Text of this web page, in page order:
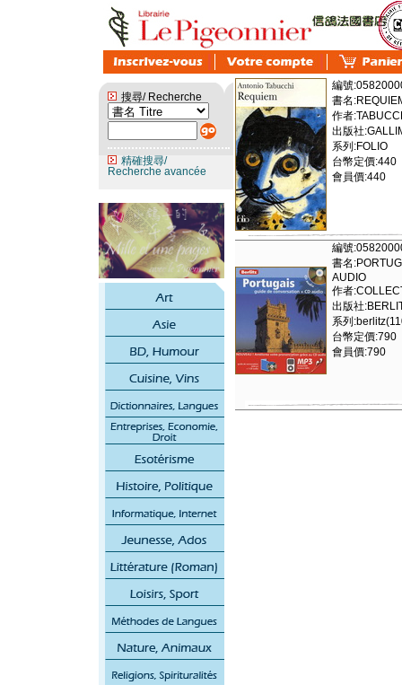
搜尋/ Recherche
精確搜尋/
Recherche avancée
編號
書名
作者
出版社
系列:FOLIO
台幣定價:440
會員價:440
編號
書名
AUDIO
作者
出版社
系列
台幣定價:790
會員價:790